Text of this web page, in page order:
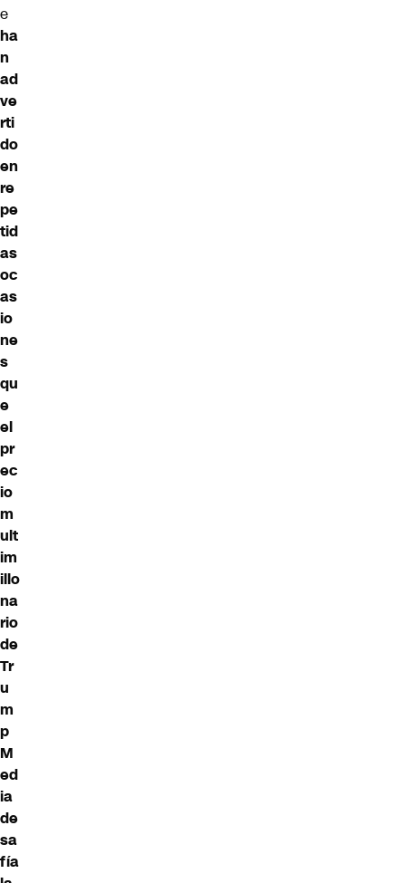
e
ha
n
ad
ve
rti
do
en
re
pe
tid
as
oc
as
io
ne
s
qu
e
el
pr
ec
io
m
ult
im
illo
na
rio
de
Tr
u
m
p
M
ed
ia
de
sa
fía